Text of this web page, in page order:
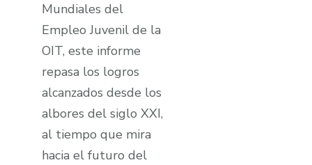
Mundiales del
Empleo Juvenil de la
OIT, este informe
repasa los logros
alcanzados desde los
albores del siglo XXI,
al tiempo que mira
hacia el futuro del